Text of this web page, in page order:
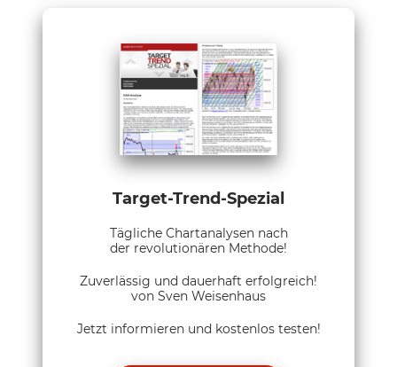
Target-Trend-Spezial
Tägliche Chartanalysen nach
der revolutionären Methode!
Zuverlässig und dauerhaft erfolgreich!
von Sven Weisenhaus
Jetzt informieren und kostenlos testen!